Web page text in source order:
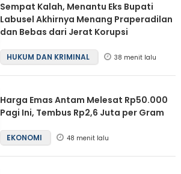
Sempat Kalah, Menantu Eks Bupati
Labusel Akhirnya Menang Praperadilan
dan Bebas dari Jerat Korupsi
HUKUM DAN KRIMINAL 38 menit lalu
Harga Emas Antam Melesat Rp50.000
Pagi Ini, Tembus Rp2,6 Juta per Gram
EKONOMI 48 menit lalu